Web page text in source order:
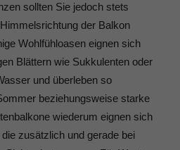
sollten Sie jedoch stets
der Balkon
Wohlfühloasen eignen sich
Blättern wie Sukkulenten oder
und überleben so
beziehungsweise starke
wiederum eignen sich
zusätzlich und gerade bei